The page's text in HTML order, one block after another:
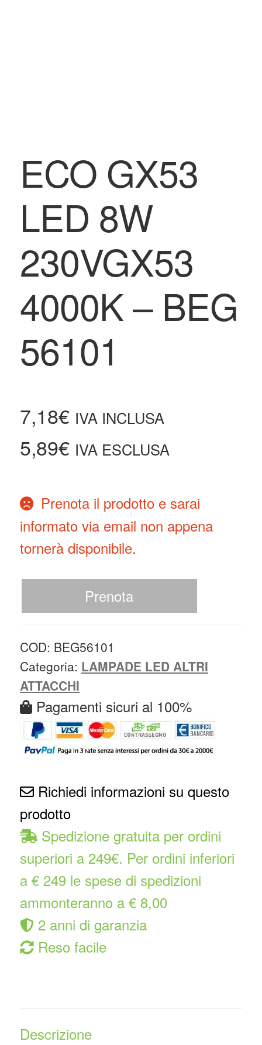
ECO GX53
LED 8W
230VGX53
4000K – BEG
56101
7,18€ IVA INCLUSA
5,89€ IVA ESCLUSA
Prenota il prodotto e sarai
informato via email non appena
tornerà disponibile.
Prenota
COD: BEG56101
Categoria: LAMPADE LED ALTRI
ATTACCHI
Pagamenti sicuri al 100%
Richiedi informazioni su questo
prodotto
Spedizione gratuita per ordini
superiori a 249€. Per ordini inferiori
a € 249 le spese di spedizioni
ammonteranno a € 8,00
2 anni di garanzia
Reso facile
Descrizione